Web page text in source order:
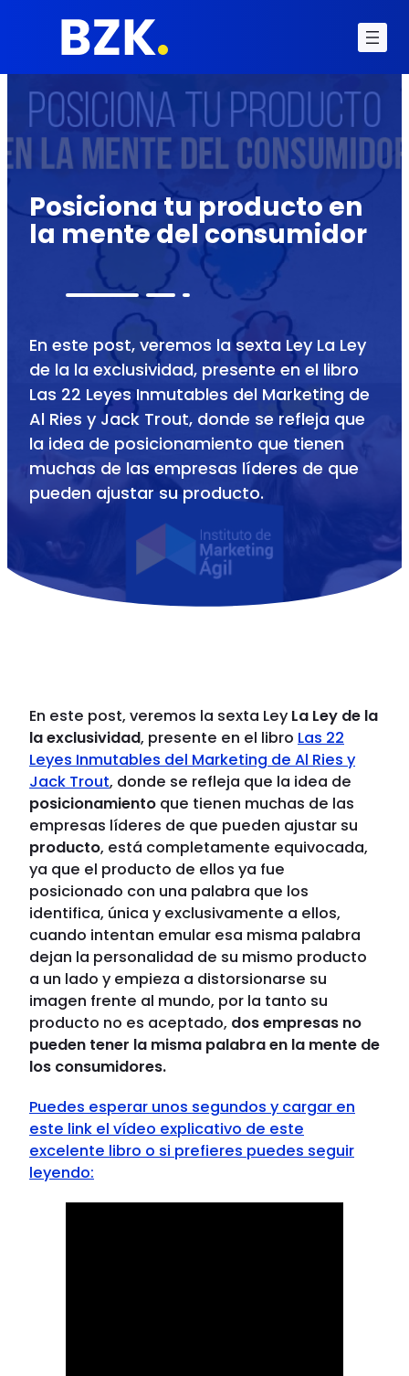
Posiciona tu producto en
la mente del consumidor
En este post, veremos la sexta Ley La Ley
de la la exclusividad, presente en el libro
Las 22 Leyes Inmutables del Marketing de
Al Ries y Jack Trout, donde se refleja que
la idea de posicionamiento que tienen
muchas de las empresas líderes de que
pueden ajustar su producto.
En este post, veremos la sexta Ley La Ley de la
la exclusividad, presente en el libro Las 22
Leyes Inmutables del Marketing de Al Ries y
Jack Trout, donde se refleja que la idea de
posicionamiento que tienen muchas de las
empresas líderes de que pueden ajustar su
producto, está completamente equivocada,
ya que el producto de ellos ya fue
posicionado con una palabra que los
identifica, única y exclusivamente a ellos,
cuando intentan emular esa misma palabra
dejan la personalidad de su mismo producto
a un lado y empieza a distorsionarse su
imagen frente al mundo, por la tanto su
producto no es aceptado, dos empresas no
pueden tener la misma palabra en la mente de
los consumidores.
Puedes esperar unos segundos y cargar en
este link el vídeo explicativo de este
excelente libro o si prefieres puedes seguir
leyendo: